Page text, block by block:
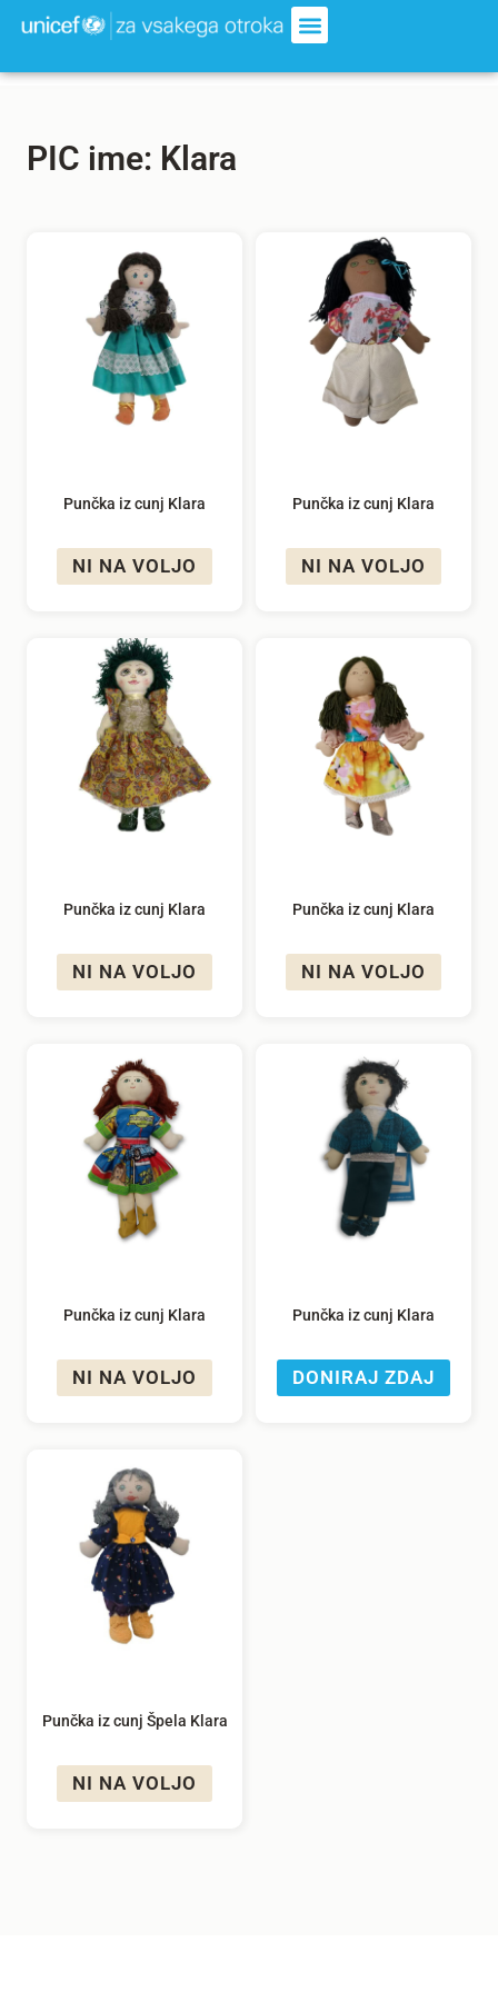
PIC ime: Klara
Punčka iz cunj Klara
NI NA VOLJO
Punčka iz cunj Klara
NI NA VOLJO
Punčka iz cunj Klara
NI NA VOLJO
Punčka iz cunj Klara
NI NA VOLJO
Punčka iz cunj Klara
NI NA VOLJO
Punčka iz cunj Klara
DONIRAJ ZDAJ
Punčka iz cunj Špela Klara
NI NA VOLJO